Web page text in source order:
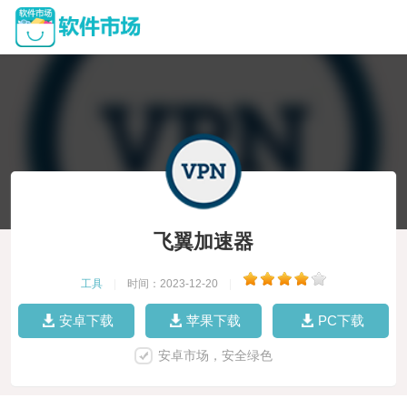
飞翼加速器
工具 时间：2023-12-20
安卓下载 苹果下载 PC下载
安卓市场，安全绿色